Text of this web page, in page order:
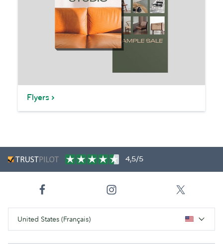
Flyers
4,5/5
United States (Français)